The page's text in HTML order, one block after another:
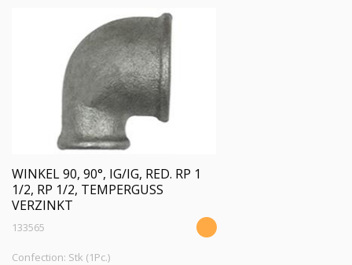
WINKEL 90, 90°, IG/IG, RED. RP 1
1/2, RP 1/2, TEMPERGUSS
VERZINKT
133565
Confection: Stk (1Pc.)